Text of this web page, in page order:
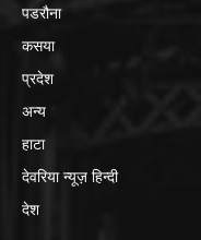
पडरौना
कसया
प्रदेश
अन्य
हाटा
देवरिया न्यूज़ हिन्दी
देश